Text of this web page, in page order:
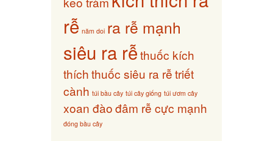
rễ năm doi ra rễ mạnh
siêu ra rễthuốc kích
thíchthuốc siêu ra rễtriết
cành túi bầu cây túi cây giống túi ươm cây
xoan đàođâm rễ cực mạnh
đóng bầu cây